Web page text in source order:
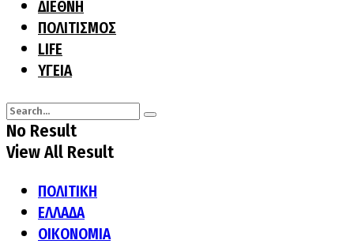
ΔΙΕΘΝΗ
ΠΟΛΙΤΙΣΜΟΣ
LIFE
ΥΓΕΙΑ
No Result
View All Result
ΠΟΛΙΤΙΚΗ
ΕΛΛΑΔΑ
ΟΙΚΟΝΟΜΙΑ